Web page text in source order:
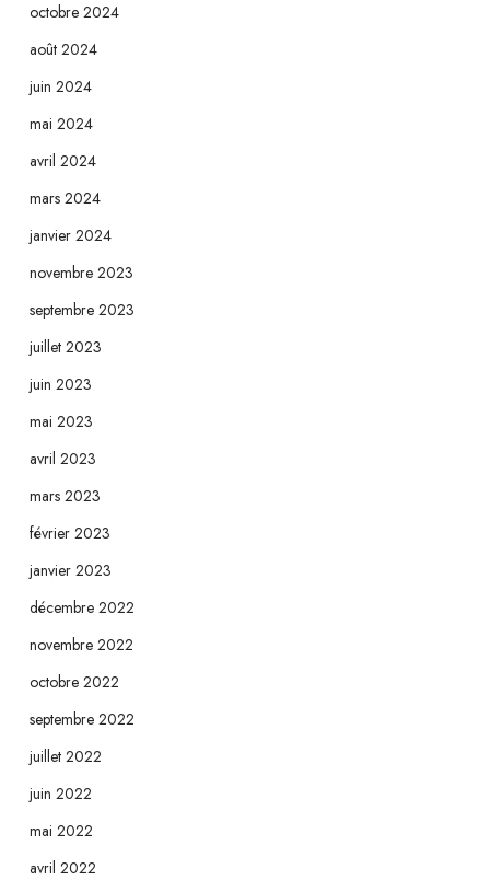
octobre 2024
août 2024
juin 2024
mai 2024
avril 2024
mars 2024
janvier 2024
novembre 2023
septembre 2023
juillet 2023
juin 2023
mai 2023
avril 2023
mars 2023
février 2023
janvier 2023
décembre 2022
novembre 2022
octobre 2022
septembre 2022
juillet 2022
juin 2022
mai 2022
avril 2022